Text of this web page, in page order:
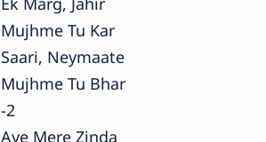
Mujhme Tu Kar
Saari, Neymaate
Mujhme Tu Bhar
-2
Aye Mere Zinda